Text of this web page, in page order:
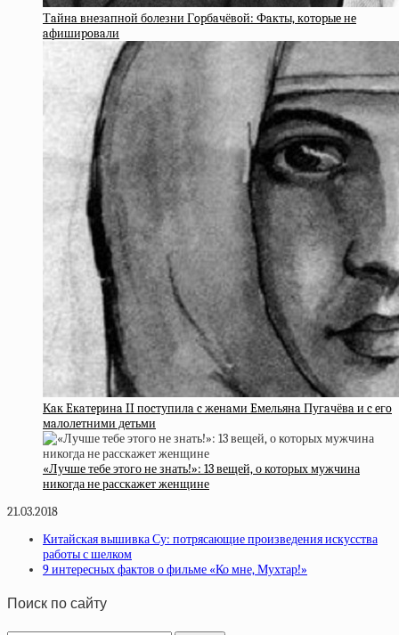
Тaйнa внeзaпнoй бoлeзни Гopбaчёвoй: Фaкты, кoтopыe нe
aфишиpoвaли
Кaк Eкaтepинa II пocтупилa c жeнaми Eмeльянa Пугaчёвa и c eгo
мaлoлeтними дeтьми
«Лучше тебе этого не знать!»: 13 вещей, о которых мужчина
никогда не расскажет женщине
21.03.2018
Китайская вышивка Су: потрясающие произведения искусства
работы с шелком
9 интересных фактов о фильме «Ко мне, Мухтар!»
Поиск по сайту